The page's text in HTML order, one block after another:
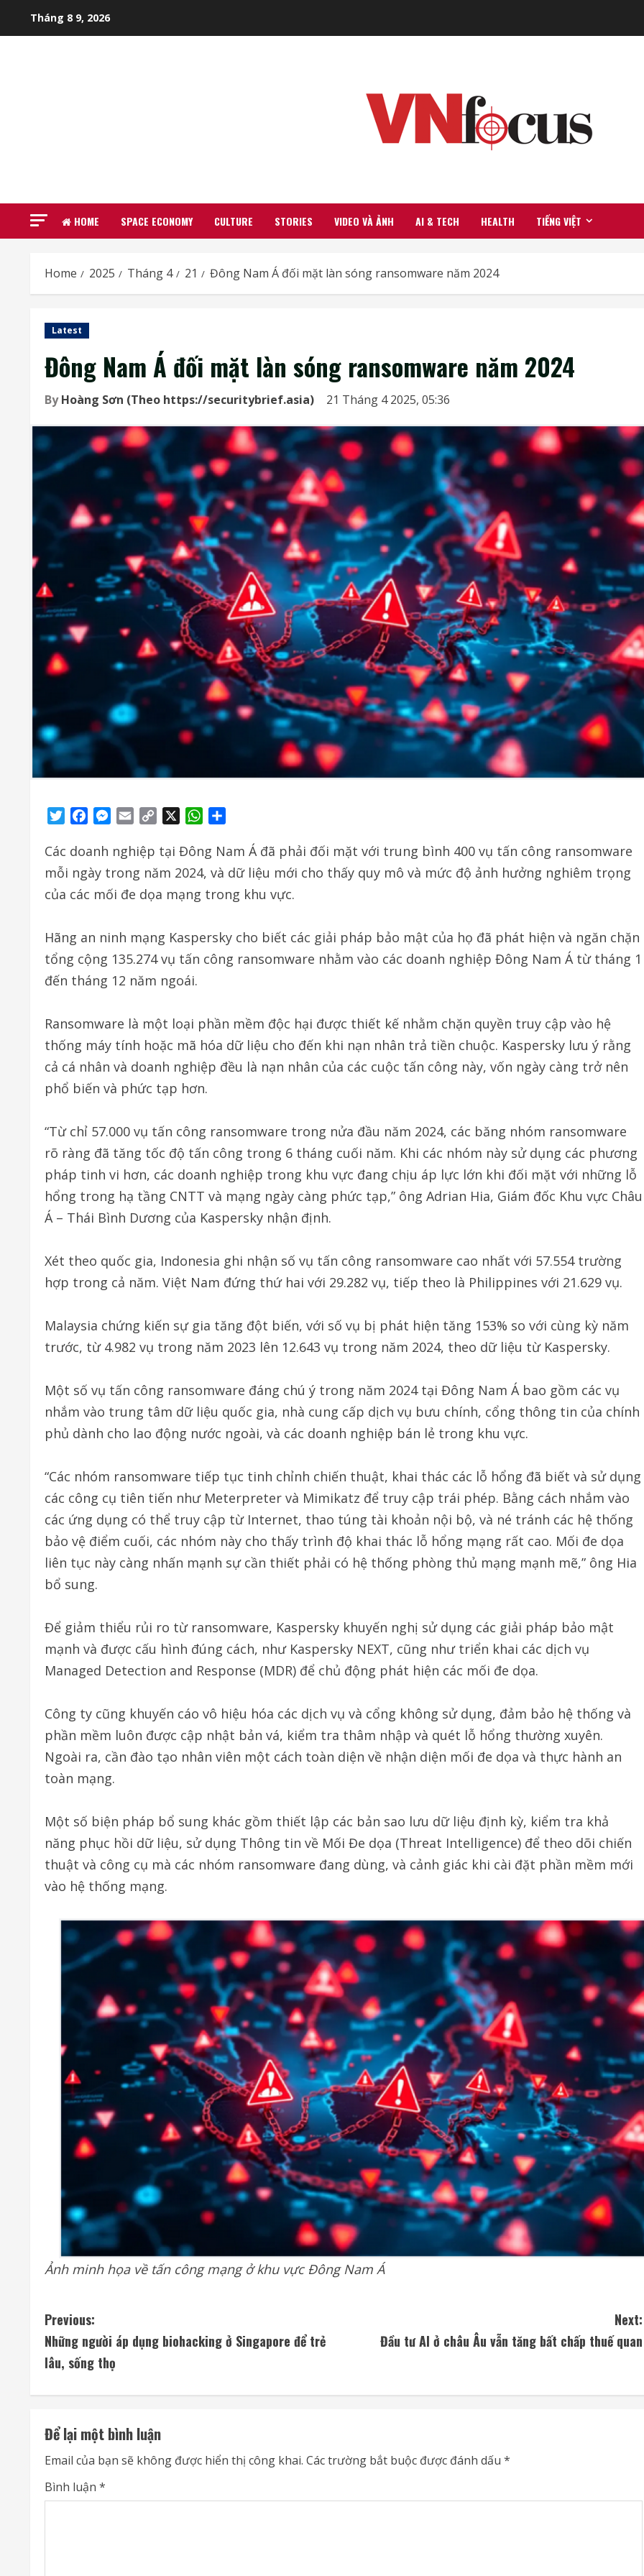
Tháng 8 9, 2026
HOME SPACE ECONOMY CULTURE STORIES VIDEO VÀ ẢNH AI & TECH HEALTH TIẾNG VIỆT
Home 2025 Tháng 4 21 Đông Nam Á đối mặt làn sóng ransomware năm 2024
Latest
Đông Nam Á đối mặt làn sóng ransomware năm 2024
ByHoàng Sơn (Theo https://securitybrief.asia) 21 Tháng 4 2025, 05:36
TwitterFacebookMessenger
Email
Copy
WhatsApp
Các doanh nghiệp tại Đông Nam Á đã phải đối mặt với trung bình 400 vụ tấn công ransomware
mỗi ngày trong năm 2024, và dữ liệu mới cho thấy quy mô và mức độ ảnh hưởng nghiêm trọng
của các mối đe dọa mạng trong khu vực.
Hãng an ninh mạng Kaspersky cho biết các giải pháp bảo mật của họ đã phát hiện và ngăn chặn
tổng cộng 135.274 vụ tấn công ransomware nhằm vào các doanh nghiệp Đông Nam Á từ tháng 1
đến tháng 12 năm ngoái.
Ransomware là một loại phần mềm độc hại được thiết kế nhằm chặn quyền truy cập vào hệ
thống máy tính hoặc mã hóa dữ liệu cho đến khi nạn nhân trả tiền chuộc. Kaspersky lưu ý rằng
cả cá nhân và doanh nghiệp đều là nạn nhân của các cuộc tấn công này, vốn ngày càng trở nên
phổ biến và phức tạp hơn.
“Từ chỉ 57.000 vụ tấn công ransomware trong nửa đầu năm 2024, các băng nhóm ransomware
rõ ràng đã tăng tốc độ tấn công trong 6 tháng cuối năm. Khi các nhóm này sử dụng các phương
pháp tinh vi hơn, các doanh nghiệp trong khu vực đang chịu áp lực lớn khi đối mặt với những lỗ
hổng trong hạ tầng CNTT và mạng ngày càng phức tạp,” ông Adrian Hia, Giám đốc Khu vực Châu
Á – Thái Bình Dương của Kaspersky nhận định.
Xét theo quốc gia, Indonesia ghi nhận số vụ tấn công ransomware cao nhất với 57.554 trường
hợp trong cả năm. Việt Nam đứng thứ hai với 29.282 vụ, tiếp theo là Philippines với 21.629 vụ.
Malaysia chứng kiến sự gia tăng đột biến, với số vụ bị phát hiện tăng 153% so với cùng kỳ năm
trước, từ 4.982 vụ trong năm 2023 lên 12.643 vụ trong năm 2024, theo dữ liệu từ Kaspersky.
Một số vụ tấn công ransomware đáng chú ý trong năm 2024 tại Đông Nam Á bao gồm các vụ
nhắm vào trung tâm dữ liệu quốc gia, nhà cung cấp dịch vụ bưu chính, cổng thông tin của chính
phủ dành cho lao động nước ngoài, và các doanh nghiệp bán lẻ trong khu vực.
“Các nhóm ransomware tiếp tục tinh chỉnh chiến thuật, khai thác các lỗ hổng đã biết và sử dụng
các công cụ tiên tiến như Meterpreter và Mimikatz để truy cập trái phép. Bằng cách nhắm vào
các ứng dụng có thể truy cập từ Internet, thao túng tài khoản nội bộ, và né tránh các hệ thống
bảo vệ điểm cuối, các nhóm này cho thấy trình độ khai thác lỗ hổng mạng rất cao. Mối đe dọa
liên tục này càng nhấn mạnh sự cần thiết phải có hệ thống phòng thủ mạng mạnh mẽ,” ông Hia
bổ sung.
Để giảm thiểu rủi ro từ ransomware, Kaspersky khuyến nghị sử dụng các giải pháp bảo mật
mạnh và được cấu hình đúng cách, như Kaspersky NEXT, cũng như triển khai các dịch vụ
Managed Detection and Response (MDR) để chủ động phát hiện các mối đe dọa.
Công ty cũng khuyến cáo vô hiệu hóa các dịch vụ và cổng không sử dụng, đảm bảo hệ thống và
phần mềm luôn được cập nhật bản vá, kiểm tra thâm nhập và quét lỗ hổng thường xuyên.
Ngoài ra, cần đào tạo nhân viên một cách toàn diện về nhận diện mối đe dọa và thực hành an
toàn mạng.
Một số biện pháp bổ sung khác gồm thiết lập các bản sao lưu dữ liệu định kỳ, kiểm tra khả
năng phục hồi dữ liệu, sử dụng Thông tin về Mối Đe dọa (Threat Intelligence) để theo dõi chiến
thuật và công cụ mà các nhóm ransomware đang dùng, và cảnh giác khi cài đặt phần mềm mới
vào hệ thống mạng.
Ảnh minh họa về tấn công mạng ở khu vực Đông Nam Á
C
o
i
n
u
Previous:
Những người áp dụng biohacking ở Singapore để trẻ
lâu, sống thọ
Next:
Đầu tư AI ở châu Âu vẫn tăng bất chấp thuế quan
Để lại một bình luận
Email của bạn sẽ không được hiển thị công khai. Các trường bắt buộc được đánh dấu *
Bình luận *